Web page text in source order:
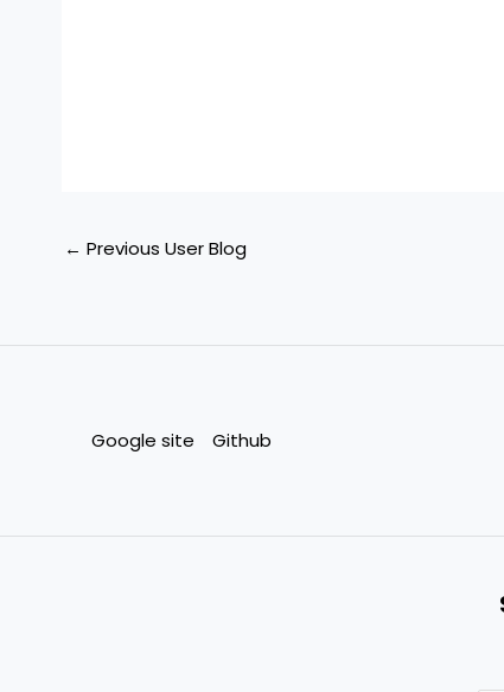
← Previous User Blog
Google site Github